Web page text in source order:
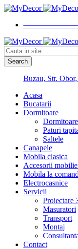
Buzau, Str.
Acasa
Bucatarii
Dormitoare
Paturi
Saltele
Canapele
Mobila clasica
Accesorii
Mobila la
Electrocasnice
Servicii
Proiectare
Masuratori
Transport
Montaj
Contact